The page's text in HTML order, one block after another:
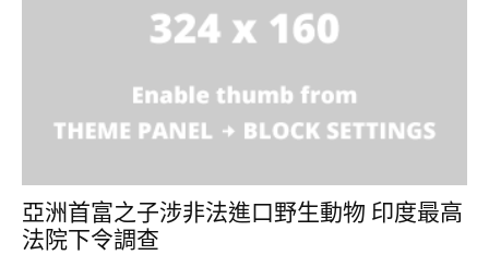
亞洲首富之子涉非法進口野生動物 印度最高
法院下令調查